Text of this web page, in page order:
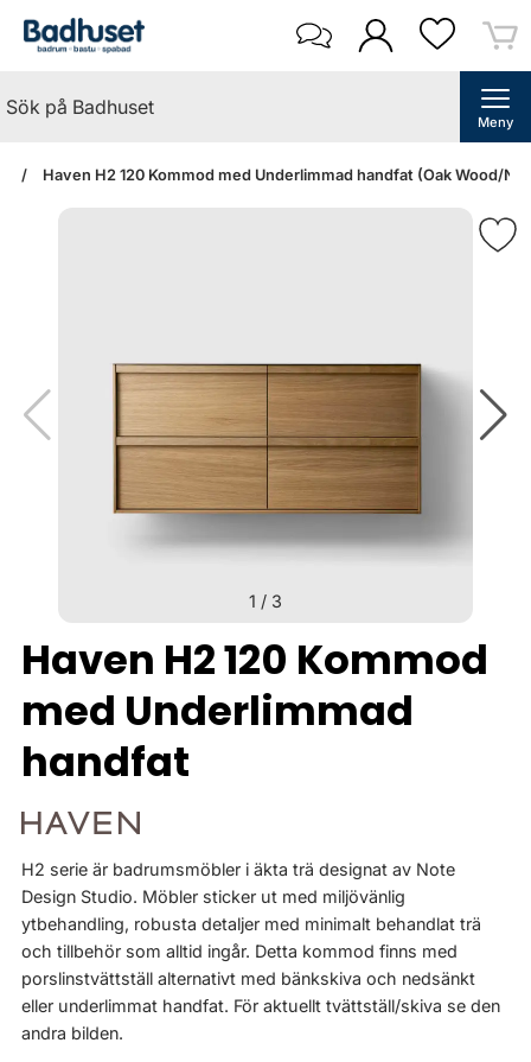
Meny
Haven H2 120 Kommod med Underlimmad handfat (Oak Wood/
1 / 3
Haven H2 120 Kommod
med Underlimmad
handfat
H2 serie är badrumsmöbler i äkta trä designat av Note
Design Studio. Möbler sticker ut med miljövänlig
ytbehandling, robusta detaljer med minimalt behandlat trä
och tillbehör som alltid ingår. Detta kommod finns med
porslinstvättställ alternativt med bänkskiva och nedsänkt
eller underlimmat handfat. För aktuellt tvättställ/skiva se den
andra bilden.